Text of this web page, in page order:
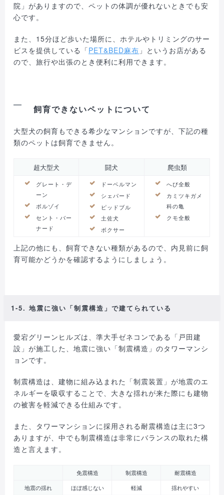
院」がありますので、ペットの体調が優れないときでも安
心です。
また、15分ほど歩いた場所に、ホテルやトリミングのサー
ビスを提供している「PET&BED麻布 」というお店がある
ので、旅行や出張のとき便利に利用できます。
飼育できないペットについて
大型犬の飼育もできる希少なマンションですが、下記の種
類のペットは飼育できません。
超大型犬 闘犬 爬虫類
グレート・デ
ーン
ボルゾイ
セント・バー
ナード
ドーベルマン
シェパード
ピッドブル
土佐犬
ボクサー
へび全般
カミツキガメ
科の亀
クモ全般
上記の他にも、飼育できない種類があるので、内見前に飼
育可能かどうかを確認するようにしましょう。
1-5. 地震に強い「制震構造」で建てられている
愛宕グリーンヒルズは、準大手ゼネコンである「戸田建
設」が施工した、地震に強い「制震構造」のタワーマンシ
ョンです。
制震構造は、建物に組み込まれた「制震装置」が地震のエ
ネルギーを吸収することで、大きな揺れが来た際にも建物
の被害を軽減できる仕組みです。
また、タワーマンションに採用される耐震構造は主に3つ
ありますが、中でも制震構造は非常にバランスの取れた構
造と言えます。
免震構造 制震構造
耐震構造
地震の揺れ
ほぼ感じない 軽減
揺れやすい